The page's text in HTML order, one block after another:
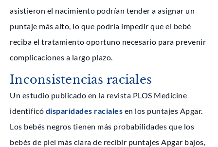
asistieron el nacimiento podrían tender a asignar un
puntaje más alto, lo que podría impedir que el bebé
reciba el tratamiento oportuno necesario para prevenir
complicaciones a largo plazo.
Inconsistencias raciales
Un estudio publicado en la revista PLOS Medicine
identificó disparidades raciales en los puntajes Apgar.
Los bebés negros tienen más probabilidades que los
bebés de piel más clara de recibir puntajes Apgar bajos,